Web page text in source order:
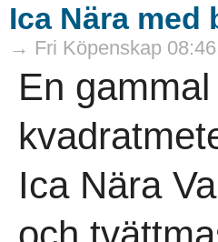
Ica Nära med
→ Fri Köpenskap 08:46
En
Ica Nära